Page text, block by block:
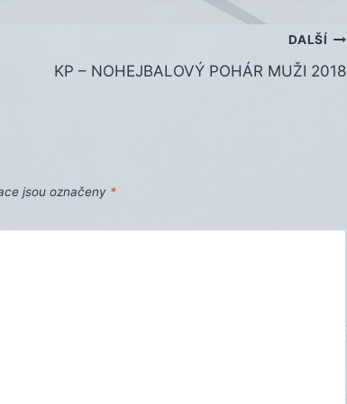
DALŠÍ
KP – NOHEJBALOVÝ POHÁR MUŽI 2018
jsou označeny *